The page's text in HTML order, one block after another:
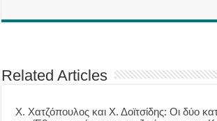
Related Articles
Χ. Χατζόπουλος και Χ. Δοϊτσίδης: Οι δύο